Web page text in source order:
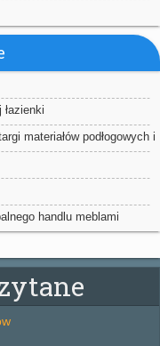
materiałów podłogowych i
handlu meblami